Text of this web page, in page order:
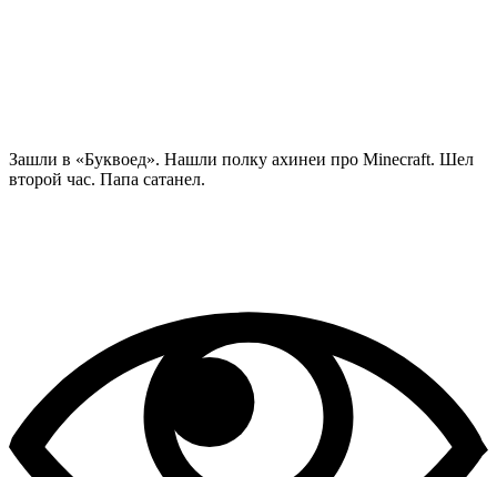
Зашли в «Буквоед». Нашли полку ахинеи про Minecraft. Шел
второй час. Папа сатанел.